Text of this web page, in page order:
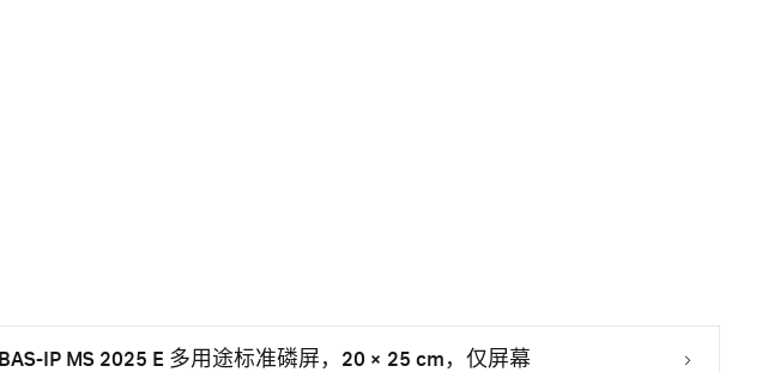
BAS-IP MS 2025 E 多用途标准磷屏，20 × 25 cm，仅屏幕